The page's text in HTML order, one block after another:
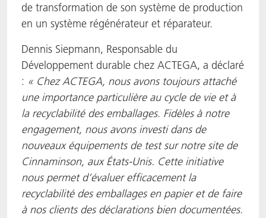
de transformation de son système de production
en un système régénérateur et réparateur.
Dennis Siepmann, Responsable du
Développement durable chez ACTEGA, a déclaré
: « Chez ACTEGA, nous avons toujours attaché
une importance particulière au cycle de vie et à
la recyclabilité des emballages. Fidèles à notre
engagement, nous avons investi dans de
nouveaux équipements de test sur notre site de
Cinnaminson, aux États-Unis. Cette initiative
nous permet d’évaluer efficacement la
recyclabilité des emballages en papier et de faire
à nos clients des déclarations bien documentées.